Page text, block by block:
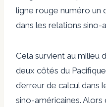
ligne rouge numéro un
dans les relations sino-
Cela survient au milieu
deux côtés du
d’erreur de calcul
sino-américaines. Alors